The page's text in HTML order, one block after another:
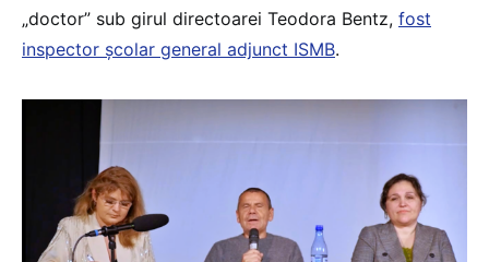
„doctor” sub girul directoarei Teodora Bentz, fost
inspector școlar general adjunct ISMB.